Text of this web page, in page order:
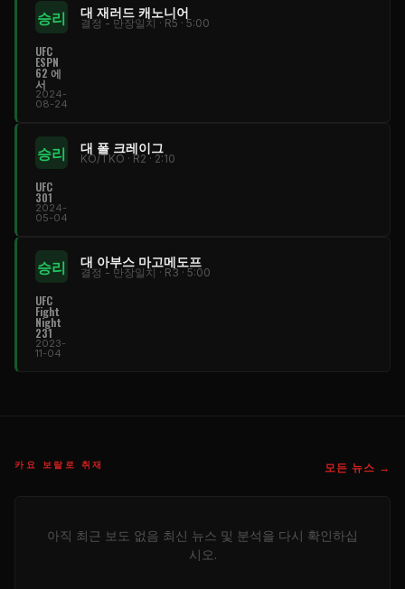
승리 대 재러드 캐노니어
결정 - 만장일치 · R5 · 5:00
UFC
ESPN
62 에
서
2024-
08-24
승리 대 폴 크레이그
KO/TKO · R2 · 2:10
UFC
301
2024-
05-04
승리 대 아부스 마고메도프
결정 - 만장일치 · R3 · 5:00
UFC
Fight
Night
231
2023-
11-04
카요 보랄로 취재 모든 뉴스 →
아직 최근 보도 없음 최신 뉴스 및 분석을 다시 확인하십
시오.